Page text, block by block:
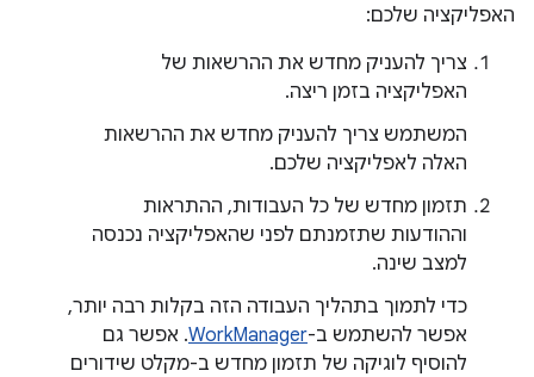
האפליקציה שלכם:
צריך להעניק מחדש את ההרשאות של
האפליקציה בזמן ריצה.
המשתמש צריך להעניק מחדש את ההרשאות
האלה לאפליקציה שלכם.
תזמון מחדש של כל העבודות, ההתראות
וההודעות שתזמנתם לפני שהאפליקציה נכנסה
למצב שינה.
כדי לתמוך בתהליך העבודה הזה בקלות רבה יותר,
אפשר להשתמש ב-WorkManager. אפשר גם
להוסיף לוגיקה של תזמון מחדש ב-מקלט שידורים‏